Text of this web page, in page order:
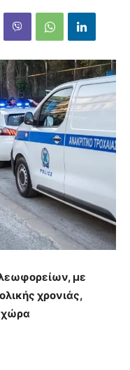
με
χρονιάς,
χώρα